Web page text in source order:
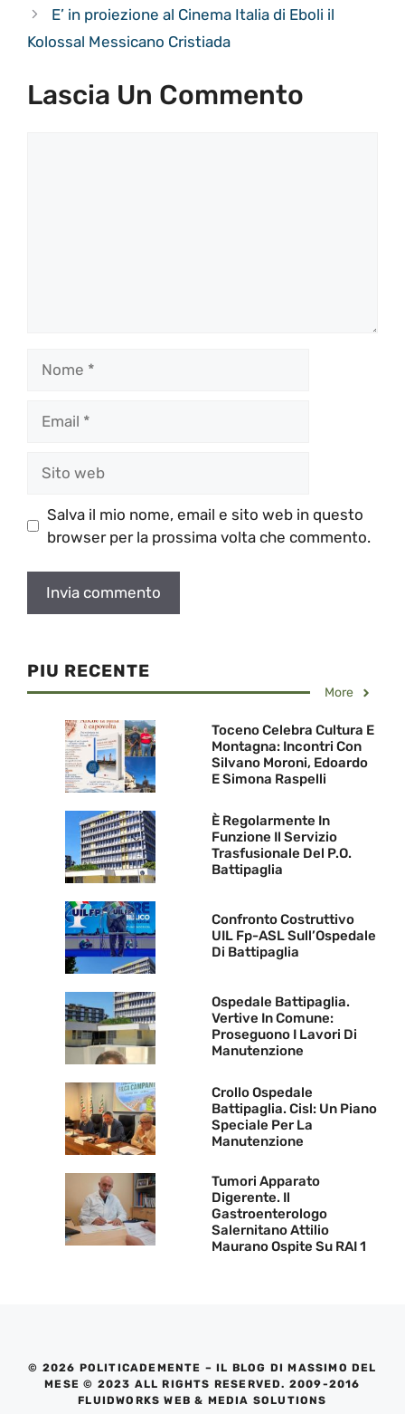
E’ in proiezione al Cinema Italia di Eboli il
Kolossal Messicano Cristiada
Lascia Un Commento
web
Salva il mio nome, email e sito web in questo
browser per la prossima volta che commento.
PIU RECENTE
More
Toceno Celebra Cultura E
Montagna: Incontri Con
Silvano Moroni, Edoardo
E Simona Raspelli
È Regolarmente In
Funzione Il Servizio
Trasfusionale Del P.O.
Battipaglia
Confronto Costruttivo
UIL Fp-ASL Sull’Ospedale
Di Battipaglia
Ospedale Battipaglia.
Vertive In Comune:
Proseguono I Lavori Di
Manutenzione
Crollo Ospedale
Battipaglia. Cisl: Un Piano
Speciale Per La
Manutenzione
Tumori Apparato
Digerente. Il
Gastroenterologo
Salernitano Attilio
Maurano Ospite Su RAI 1
© 2026 POLITICADEMENTE – IL BLOG DI MASSIMO DEL
MESE © 2023 ALL RIGHTS RESERVED. 2009-2016
FLUIDWORKS WEB & MEDIA SOLUTIONS